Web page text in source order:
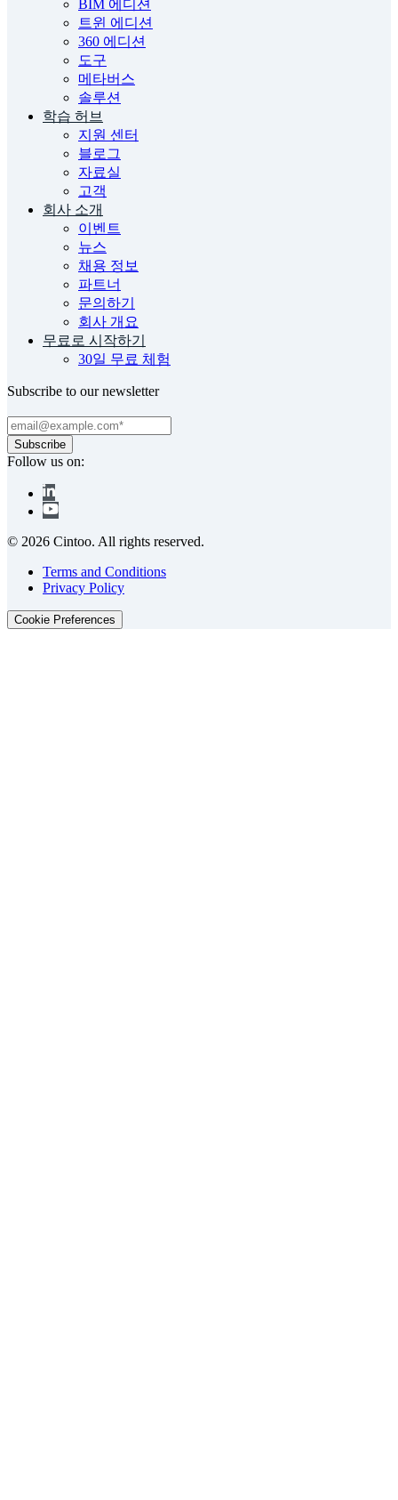
BIM 에디션
트윈 에디션
360 에디션
도구
메타버스
솔루션
학습 허브
지원 센터
블로그
자료실
고객
회사 소개
이벤트
뉴스
채용 정보
파트너
문의하기
회사 개요
무료로 시작하기
30일 무료 체험
Subscribe to our newsletter
Follow us on:
© 2026 Cintoo. All rights reserved.
Terms and Conditions
Privacy Policy
Cookie Preferences